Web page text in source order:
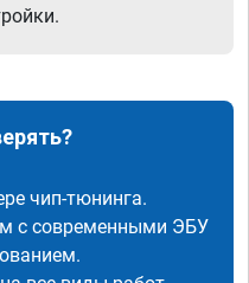
чип-тюнинга.
с современными ЭБУ